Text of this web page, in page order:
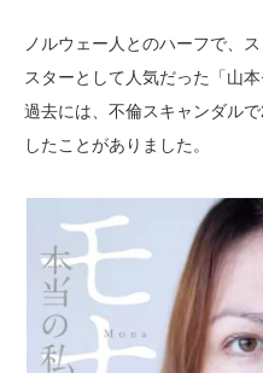
ノルウェー人とのハーフで、
スターとして人気だった「山
過去には、不倫スキャンダル
したことがありました。